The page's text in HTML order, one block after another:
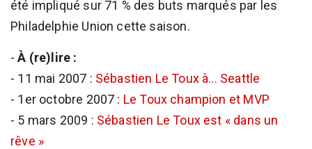
été impliqué sur 71 % des buts marqués par les
Philadelphie Union cette saison.
-À (re)lire :
- 11 mai 2007 : Sébastien Le Toux à... Seattle
- 1er octobre 2007 : Le Toux champion et MVP
- 5 mars 2009 : Sébastien Le Toux est « dans un
rêve »